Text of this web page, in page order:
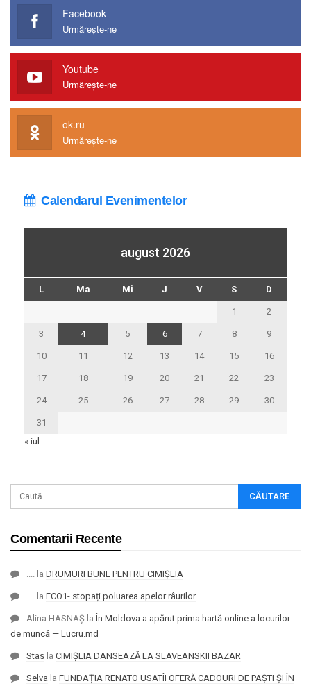
Facebook
Urmărește-ne
Youtube
Urmărește-ne
ok.ru
Urmărește-ne
Calendarul Evenimentelor
august 2026
L Ma Mi J V S D
1 2
3 4 5 6 7 8 9
10 11 12 13 14 15 16
17 18 19 20 21 22 23
24 25 26 27 28 29 30
31
« iul.
Comentarii Recente
la DRUMURI BUNE PENTRU CIMIȘLIA
la ECO1- stopați poluarea apelor râurilor
Alina HASNAȘ la În Moldova a apărut prima hartă online a locurilor
de muncă — Lucru.md
Stas la CIMIȘLIA DANSEAZĂ LA SLAVEANSKII BAZAR
Selva la FUNDAȚIA RENATO USATÎI OFERĂ CADOURI DE PAȘTI ȘI ÎN